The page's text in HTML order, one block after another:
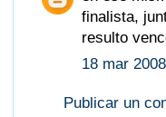
finalista,
resulto
18 mar
Publicar un